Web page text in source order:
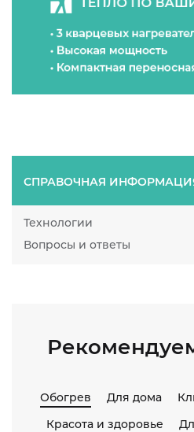
СПРАВОЧНАЯ
Технологии
Вопросы и ответы
Обогрев Для дома
Красота и здоровье